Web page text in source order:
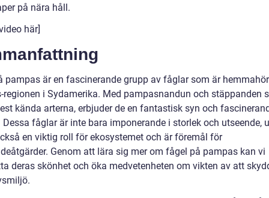
på nära håll.
här]
pampas är en fascinerande grupp av fåglar som är
regionen i Sydamerika. Med pampasnandun och stäppanden
kända arterna, erbjuder de en fantastisk syn och
fåglar är inte bara imponerande i storlek och utseende,
en viktig roll för ekosystemet och är föremål för
Genom att lära sig mer om fågel på pampas kan vi
deras skönhet och öka medvetenheten om vikten av att